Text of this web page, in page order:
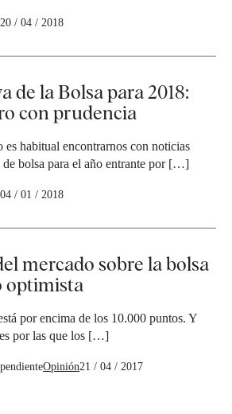
20 / 04 / 2018
de la Bolsa para 2018:
con prudencia
es habitual encontrarnos con noticias
de bolsa para el año entrante por […]
04 / 01 / 2018
mercado sobre la bolsa
optimista
por encima de los 10.000 puntos. Y
por las que los […]
Opinión21 / 04 / 2017